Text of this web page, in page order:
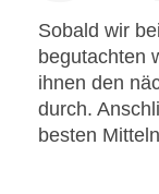
Sobald wir
begutachten
ihnen den
durch.
besten